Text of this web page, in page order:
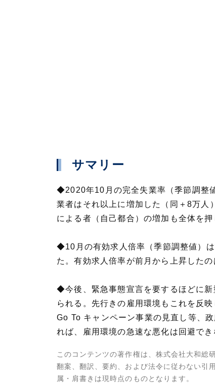
サマリー
◆2020年10月の完全失業率（季節調整
業者はそれ以上に増加した（同＋8万人
による者（自己都合）の増加も全体を押
◆10月の有効求人倍率（季節調整値）
た。有効求人倍率が前月から上昇した
◆今後、緊急事態宣言を要するほどに
られる。先行きの雇用環境もこれを反
Go To キャンペーン事業の見直し等、
れば、雇用環境の急速な悪化は回避で
このコンテンツの著作権は、株式会社大和総
翻案、翻訳、要約、および法令に従わない引
属・肩書きは現時点のものとなります。